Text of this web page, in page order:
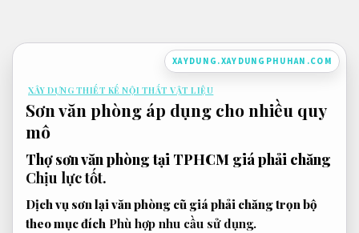
nội
XAYDUNG.XAYDUNGPHUHAN.COM
XÂY DỰNG THIẾT KẾ NỘI THẤT VẬT LIỆU
Sơn văn phòng áp dụng cho nhiều quy
mô
Thợ sơn văn phòng tại TPHCM giá phải chăng
Chịu lực tốt.
Dịch vụ sơn lại văn phòng cũ giá phải chăng trọn bộ
theo mục đích Phù hợp nhu cầu sử dụng.